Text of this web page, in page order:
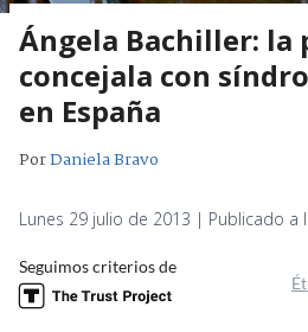
Ángela Bachiller: la
concejala con
en España
PorDaniela Bravo
Lunes 29 julio de 2013 | Publicado a
Seguimos criterios de